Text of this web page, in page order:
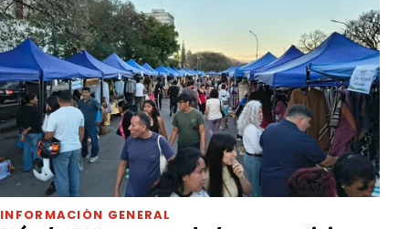
INFORMACIÓN GENERAL